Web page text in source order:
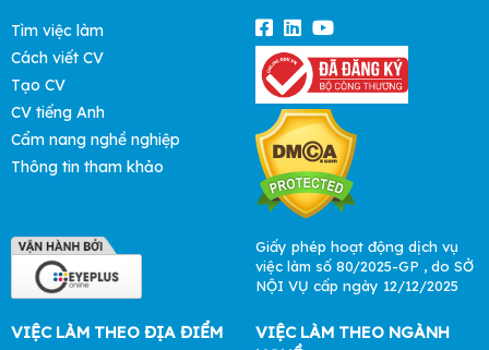
Tìm việc làm
Cách viết CV
Tạo CV
CV tiếng Anh
Cẩm nang nghề nghiệp
Thông tin tham khảo
Giấy phép hoạt động dịch vụ
việc làm số 80/2025-GP , do SỞ
NỘI VỤ cấp ngày 12/12/2025
VIỆC LÀM THEO ĐỊA ĐIỂM
VIỆC LÀM THEO NGÀNH